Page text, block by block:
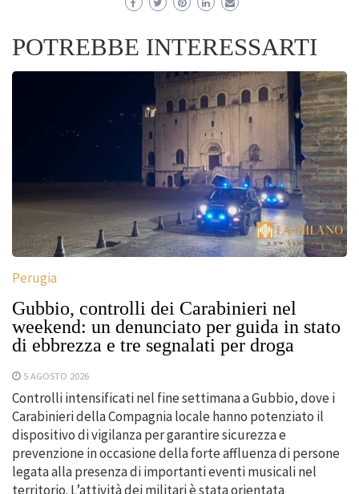
POTREBBE INTERESSARTI
Perugia
Gubbio, controlli dei Carabinieri nel
weekend: un denunciato per guida in stato
di ebbrezza e tre segnalati per droga
5 AGOSTO 2026
Controlli intensificati nel fine settimana a Gubbio, dove i
Carabinieri della Compagnia locale hanno potenziato il
dispositivo di vigilanza per garantire sicurezza e
prevenzione in occasione della forte affluenza di persone
legata alla presenza di importanti eventi musicali nel
territorio. L’attività dei militari è stata orientata